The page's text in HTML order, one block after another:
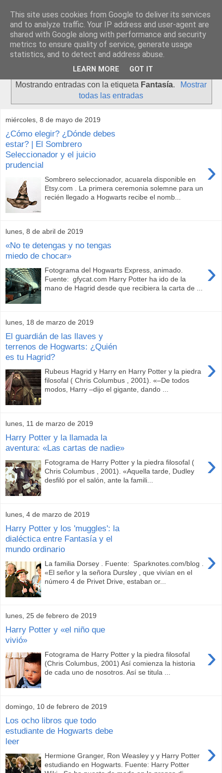
Mostrando entradas con la etiqueta Fantasía.
Mostrar
todas las entradas
miércoles, 8 de mayo de 2019
¿Cómo elegir? ¿Dónde debes
estar? | El Sombrero
Seleccionador y el juicio
prudencial
›
Sombrero seleccionador, acuarela disponible en
Etsy.com . La primera ceremonia solemne para un
recién llegado a Hogwarts recibe el nomb...
lunes, 8 de abril de 2019
«No te detengas y no tengas
miedo de chocar»
›
Fotograma del Hogwarts Express, animado.
Fuente: gfycat.com Harry Potter ha ido de la
mano de Hagrid desde que recibiera la carta de ...
lunes, 18 de marzo de 2019
El guardián de las llaves y
terrenos de Hogwarts: ¿Quién
es tu Hagrid?
›
Rubeus Hagrid y Harry en Harry Potter y la piedra
filosofal ( Chris Columbus , 2001). «–De todos
modos, Harry –dijo el gigante, dando ...
lunes, 11 de marzo de 2019
Harry Potter y la llamada la
aventura: «Las cartas de nadie»
›
Fotograma de Harry Potter y la piedra filosofal (
Chris Columbus , 2001). «Aquella tarde, Dudley
desfiló por el salón, ante la famili...
lunes, 4 de marzo de 2019
Harry Potter y los 'muggles': la
dialéctica entre Fantasía y el
mundo ordinario
›
La familia Dorsey . Fuente: Sparknotes.com/blog .
«El señor y la señora Dursley , que vivían en el
número 4 de Privet Drive, estaban or...
lunes, 25 de febrero de 2019
Harry Potter y «el niño que
vivió»
›
Fotograma de Harry Potter y la piedra filosofal
(Chris Columbus, 2001) Así comienza la historia
de cada uno de nosotros. Así se titula ...
domingo, 10 de febrero de 2019
Los ocho libros que todo
estudiante de Hogwarts debe
leer
›
Hermione Granger, Ron Weasley y y Harry Potter
estudiando en Hogwarts. Fuente: Harry Potter
This site uses cookies from Google to deliver its services
and to analyze traffic. Your IP address and user-agent are
shared with Google along with performance and security
metrics to ensure quality of service, generate usage
statistics, and to detect and address abuse.
LEARN MORE GOT IT